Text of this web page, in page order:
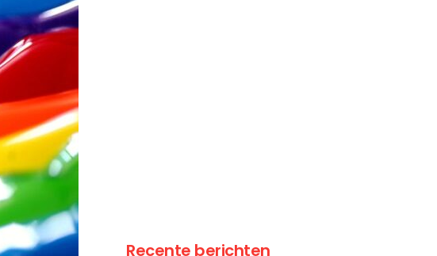
Recente berichten